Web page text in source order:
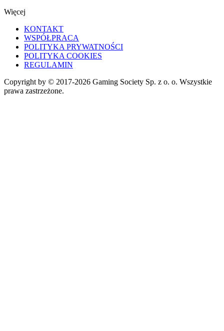
Więcej
KONTAKT
WSPÓŁPRACA
POLITYKA PRYWATNOŚCI
POLITYKA COOKIES
REGULAMIN
Copyright by © 2017-2026 Gaming Society Sp. z o. o. Wszystkie
prawa zastrzeżone.